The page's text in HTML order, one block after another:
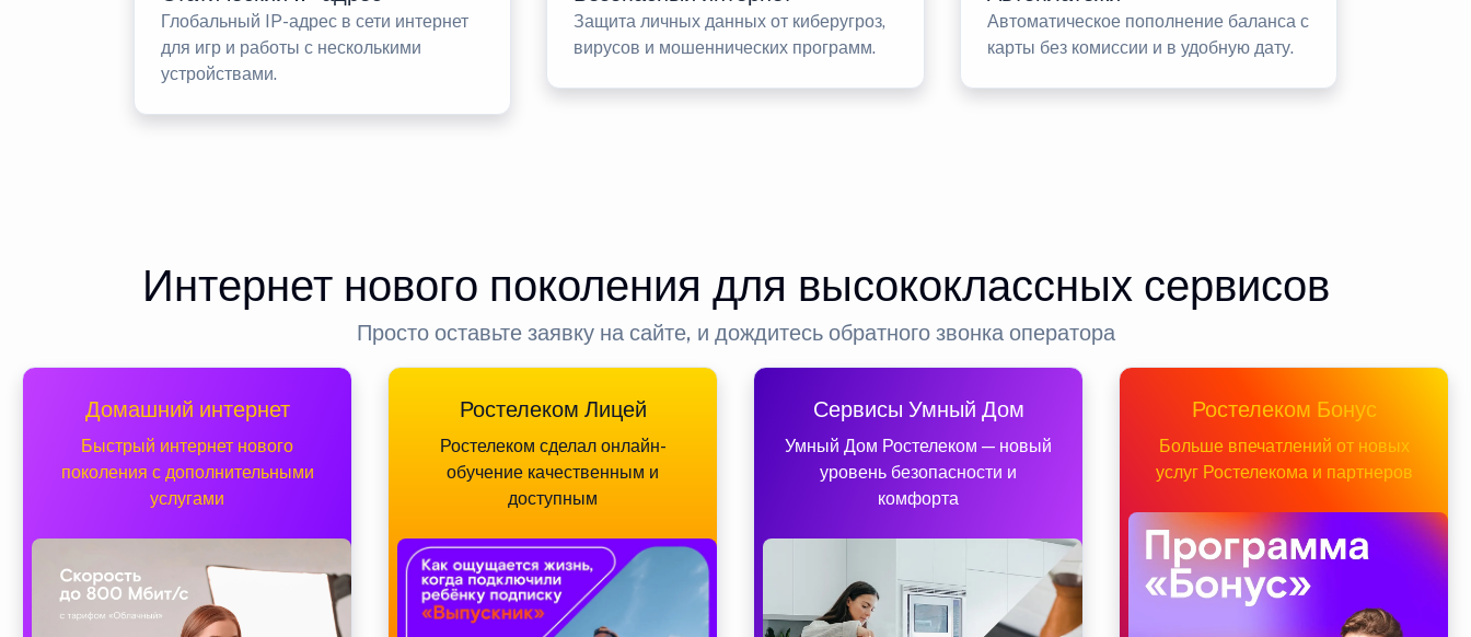
Глобальный IP-адрес в сети интернет
для игр и работы с несколькими
устройствами.
Защита личных данных от киберугроз,
вирусов и мошеннических программ.
Автоматическое пополнение баланса с
карты без комиссии и в удобную дату.
Интернет нового поколения для высококлассных сервисов
Просто оставьте заявку на сайте, и дождитесь обратного звонка оператора
Домашний интернет
Быстрый интернет нового
поколения с дополнительными
услугами
Ростелеком Лицей
Ростелеком сделал онлайн-
обучение качественным и
доступным
Сервисы Умный Дом
Умный Дом Ростелеком — новый
уровень безопасности и
комфорта
Ростелеком Бонус
Больше впечатлений от новых
услуг Ростелекома и партнеров